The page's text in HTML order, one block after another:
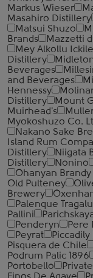
Markus Wieser
Masahiro Distillery
Matsui Shuzo
Brands
Mazzetti
Mey Alkollu
Distillery
Beverages
and Beverages
Hennessy
Distillery
Mount
Muirhead's
Myokoshuzo Co.
Nakano Sake
Island Rum
Distillery
Niigata
Distillery
Nonino
Ohanyan
Old Pulteney
Brewery
Palenque
Pallini
Penderyn
Pere
Peyrat
Pisquera de Chile
Podrum Palic 1896
Portobello